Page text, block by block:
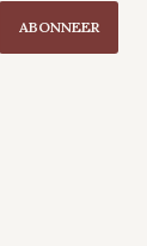
ABONNEER